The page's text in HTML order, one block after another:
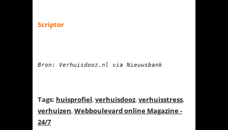
Scriptor
Bron: Verhuisdooz.nl via Nieuwsbank
Tags: huisprofiel,verhuisdooz,verhuisstress,
verhuizen,Webboulevard online Magazine -
24/7